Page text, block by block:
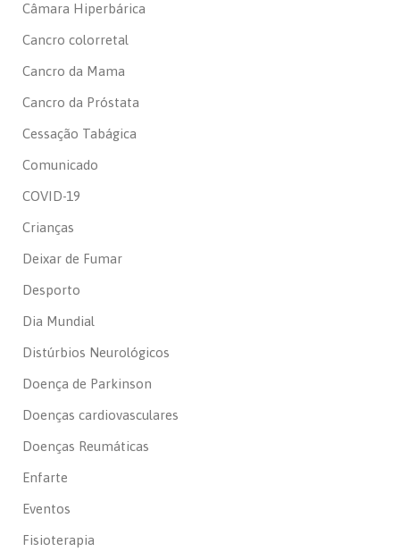
Câmara Hiperbárica
Cancro colorretal
Cancro da Mama
Cancro da Próstata
Cessação Tabágica
Comunicado
COVID-19
Crianças
Deixar de Fumar
Desporto
Dia Mundial
Distúrbios Neurológicos
Doença de Parkinson
Doenças cardiovasculares
Doenças Reumáticas
Enfarte
Eventos
Fisioterapia